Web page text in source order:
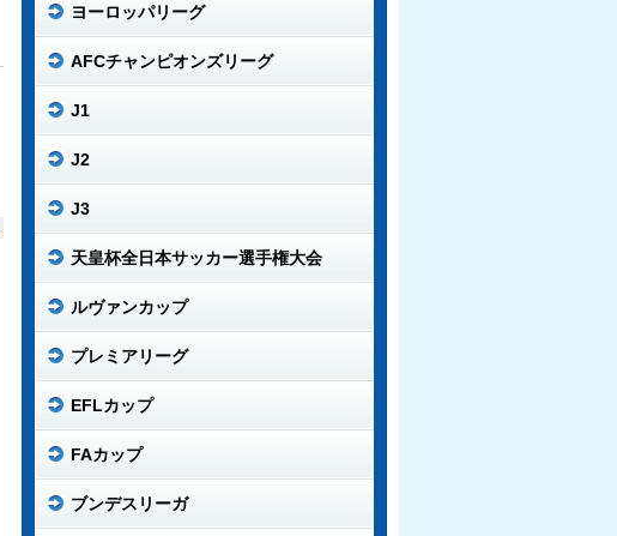
ヨーロッパリーグ
AFCチャンピオンズリーグ
J1
J2
J3
天皇杯全日本サッカー選手権大会
ルヴァンカップ
プレミアリーグ
EFLカップ
FAカップ
ブンデスリーガ